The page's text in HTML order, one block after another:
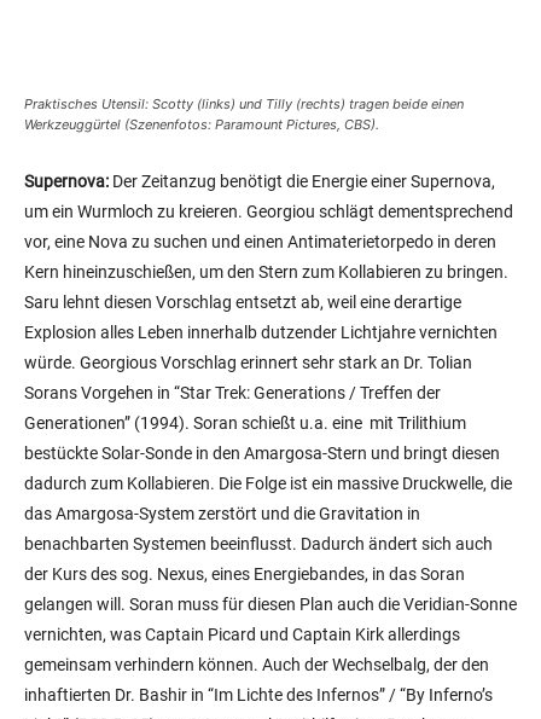
Supernova:Der Zeitanzug benötigt die Energie einer Supernova,
um ein Wurmloch zu kreieren. Georgiou schlägt dementsprechend
Kern hineinzuschießen, um den Stern zum Kollabieren zu bringen.
Saru lehnt diesen Vorschlag entsetzt ab, weil eine derartige
Explosion alles Leben innerhalb dutzender Lichtjahre vernichten
würde. Georgious Vorschlag erinnert sehr stark an Dr. Tolian
Sorans Vorgehen in “Star Trek: Generations / Treffen der
Generationen” (1994). Soran schießt u.a. eine mit Trilithium
bestückte Solar-Sonde in den Amargosa-Stern und bringt diesen
dadurch zum Kollabieren. Die Folge ist ein massive Druckwelle, die
das Amargosa-System zerstört und die Gravitation in
benachbarten Systemen beeinflusst. Dadurch ändert sich auch
der Kurs des sog. Nexus, eines Energiebandes, in das Soran
gelangen will. Soran muss für diesen Plan auch die Veridian-Sonne
vernichten, was Captain Picard und Captain Kirk allerdings
gemeinsam verhindern können. Auch der Wechselbalg, der den
inhaftierten Dr. Bashir in “Im Lichte des Infernos” / “By Inferno’s
Light” (DS9 5×15) ersetzt, versucht mithilfe einer Bombe aus
Trilithium, Tekasite und Protomaterie die bajoranische Sonne zur
Supernova werden zu lassen, was zur vollständigen Vernichtung